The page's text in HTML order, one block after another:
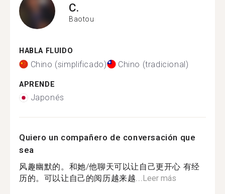
C.
Baotou
HABLA FLUIDO
Chino (simplificado) Chino (tradicional)
APRENDE
Japonés
Quiero un compañero de conversación que
sea
风趣幽默的。和她/他聊天可以让自己更开心 有经
历的。可以让自己的阅历越来越...Leer más